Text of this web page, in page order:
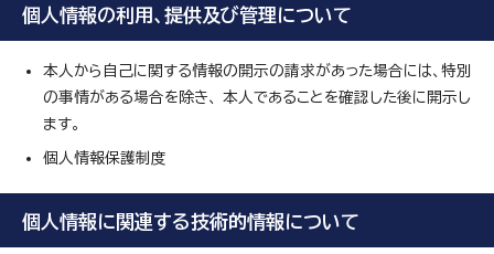
個人情報の利用、提供及び管理について
本人から自己に関する情報の開示の請求があった場合には、特別
の事情がある場合を除き、 本人であることを確認した後に開示し
ます。
個人情報保護制度
個人情報に関連する技術的情報について